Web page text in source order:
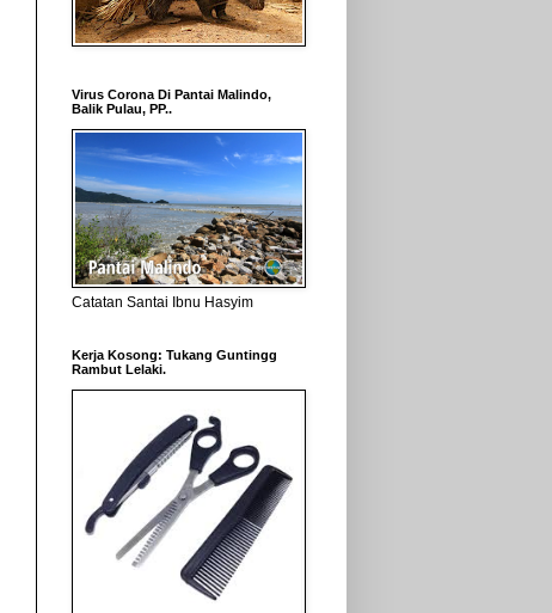
Virus Corona Di Pantai Malindo,
Balik Pulau, PP..
Catatan Santai Ibnu Hasyim
Kerja Kosong: Tukang Guntingg
Rambut Lelaki.